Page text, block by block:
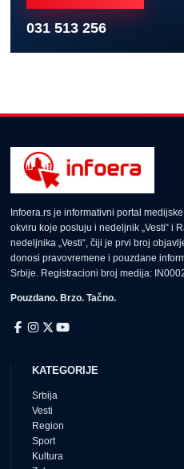
031 513 256
Infoera.rs je informativni portal
okviru koje posluju i nedeljnik „Vesti“ i
nedeljnika „Vesti“, čiji je prvi broj
donosi pravovremene i pouzdane
Srbije. Registracioni broj medija:
Pouzdano. Brzo. Tačno.
KATEGORIJE
Srbija
Vesti
Region
Sport
Kultura